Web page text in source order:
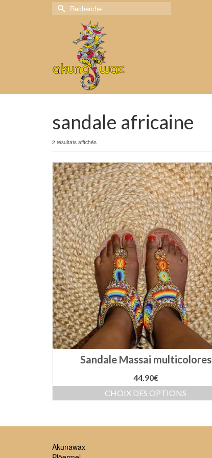
Rechercher :
sandale africaine
2 résultats affichés
Sandale Massai multicolores
44.90€
CHOIX DES OPTIONS
a
Akunawax